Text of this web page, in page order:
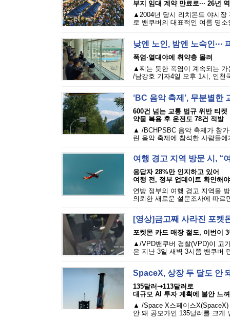
부지 임대 계약 만료로··· 26년
▲2004년 당시 리치몬드 야시장
로 밴쿠버의 대표적인 여름 명
낮엔 노인, 밤엔 노숙인
폭염·열대야에 취약층 몰려
▲찌는 듯한 폭염이 계속되는 가
/남강호 기자4일 오후 1시, 인천
‘BC 음악 축제’, 무분별
600건 넘는 교통 법규 위반 티켓
약물 복용 후 운전도 78건 적발
▲ /BCHPSBC 음악 축제가 참
린 음악 축제에 참석한 사람들
여행 경고 지역 방문 시, “
응답자 28%만 인지하고 있어
여행 전, 정부 업데이트 확인해야
연방 정부의 여행 경고 지역을
의뢰한 새로운 설문조사에 따르
[영상]금고째 사라진 포켓
포켓몬 카드 매장 절도, 이번이
▲/VPD밴쿠버 경찰(VPD)이 고
은 지난 3일 새벽 3시쯤 밴쿠버
SpaceX, 상장 두 달도 안
135달러⇢113달러로
대규모 AI 투자 계획에 불안 느껴
▲ /Space X스페이스
안 돼 공모가인 135달러를 크게